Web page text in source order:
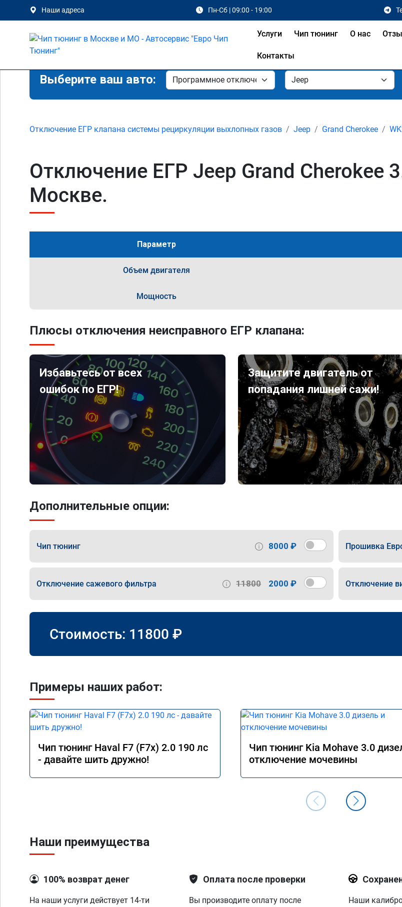
Наши адреса Пн-Сб | 09:00 - 19:00
Услуги Чип тюнинг О нас
Контакты
Выберите ваш авто:
Отключение ЕГР клапана системы рециркуляции выхлопных газов Jeep Grand Cherokee
Отключение ЕГР Jeep Grand Cherokee
Москве.
Параметр
Объем двигателя
Мощность
Плюсы отключения неисправного ЕГР клапана:
Избавьтесь от всех
ошибок по ЕГР!
Защитите двигатель от
попадания лишней сажи!
Дополнительные опции:
Чип тюнинг 8000 ₽ Прошивка
Отключение сажевого фильтра 11800 2000 ₽ Отключение
Стоимость: 11800 ₽
Примеры наших работ:
Чип тюнинг Haval F7 (F7x) 2.0 190 лс
- давайте шить дружно!
Чип тюнинг Kia Mohave 3.0
отключение мочевины
Наши преимущества
100% возврат денег
На наши услуги действует 14-ти
Оплата после проверки
Вы производите оплату после
Наши